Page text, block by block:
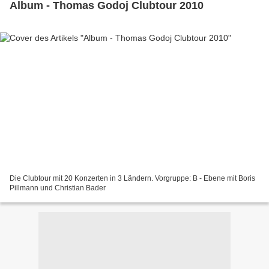
Album - Thomas Godoj Clubtour 2010
Die Clubtour mit 20 Konzerten in 3 Ländern. Vorgruppe: B - Ebene mit Boris
Pillmann und Christian Bader